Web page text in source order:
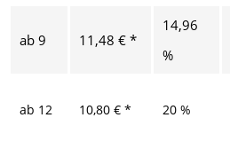
ab 9 11,48 € *
14,96
%
ab 12 10,80 € * 20 %